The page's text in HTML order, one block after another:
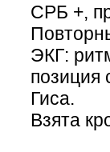
СРБ +,
ЭКГ:
позиция
Гиса.
Взята